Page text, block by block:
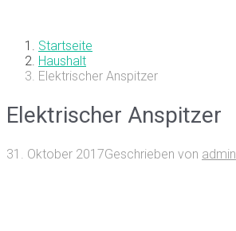
Startseite
Haushalt
Elektrischer Anspitzer
Elektrischer Anspitzer
31. Oktober 2017Geschrieben von admin